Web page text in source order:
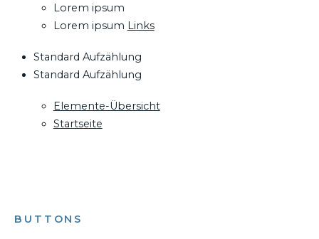
Lorem ipsum
Lorem ipsum Links
Standard Aufzählung
Standard Aufzählung
Elemente-Übersicht
Startseite
BUTTONS